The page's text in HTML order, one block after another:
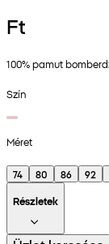
Ft
100% pamut
Szín
Méret
74 80 86 92
Részletek